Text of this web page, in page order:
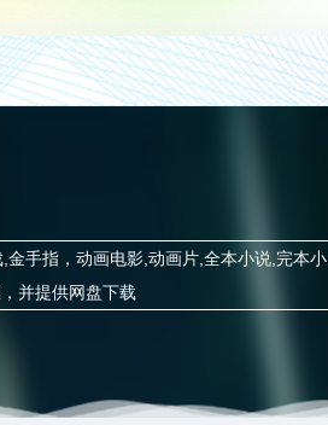
手指，动画电影,动画片,全本小说,完本小
并提供网盘下载